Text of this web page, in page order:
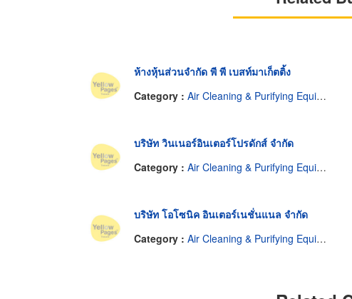
ห้างหุ้นส่วนจำกัด พี พี เบสท์มาเก็ตติ้ง
Category : Air Cleaning & Purifying Equipment
บริษัท วินเนอร์อินเตอร์โปรดักส์ จำกัด
Category : Air Cleaning & Purifying Equipment
บริษัท โอโซนิค อินเตอร์เนชั่นแนล จำกัด
Category : Air Cleaning & Purifying Equipment